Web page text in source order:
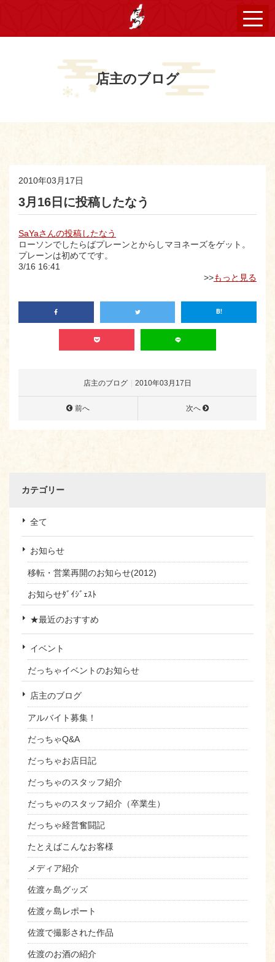
店主のブログ
2010年03月17日
3月16日に投稿したなう
SaYaさんの投稿したなう
ローソンでしたらばプレーンとからしマヨネーズをゲット。
プレーンは初めてです。
3/16 16:41
>>もっと見る
店主のブログ 2010年03月17日
前へ 次へ
カテゴリー
全て
お知らせ
移転・営業再開のお知らせ(2012)
お知らせﾀﾞｲｼﾞｪｽﾄ
★最近のおすすめ
イベント
だっちゃイベントのお知らせ
店主のブログ
アルバイト募集！
だっちゃQ&A
だっちゃお店日記
だっちゃのスタッフ紹介
だっちゃのスタッフ紹介（卒業生）
だっちゃ経営奮闘記
たとえばこんなお客様
メディア紹介
佐渡ヶ島グッズ
佐渡ヶ島レポート
佐渡で撮影された作品
佐渡のお酒の紹介